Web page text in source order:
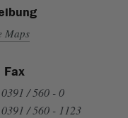
Maps
Fax
0391 / 560 - 0
0391 / 560 - 1123